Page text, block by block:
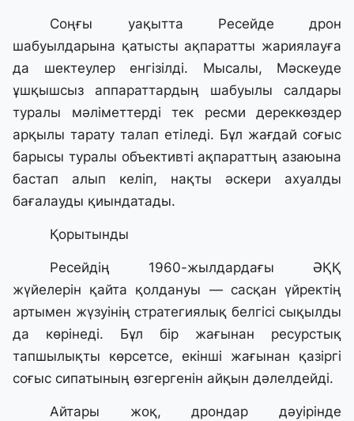
Соңғы уақытта Ресейде дрон
шабуылдарына қатысты ақпаратты жариялауға
да шектеулер енгізілді. Мысалы, Мәскеуде
ұшқышсыз аппараттардың шабуылы салдары
туралы мәліметтерді тек ресми дереккөздер
арқылы тарату талап етіледі. Бұл жағдай соғыс
барысы туралы объективті ақпараттың азаюына
бастап алып келіп, нақты әскери ахуалды
бағалауды қиындатады.
Қорытынды
Ресейдің 1960-жылдардағы ӘҚҚ
жүйелерін қайта қолдануы — сасқан үйректің
артымен жүзуінің стратегиялық белгісі сықылды
да көрінеді. Бұл бір жағынан ресурстық
тапшылықты көрсетсе, екінші жағынан қазіргі
соғыс сипатының өзгергенін айқын дәлелдейді.
Айтары жоқ, дрондар дәуірінде